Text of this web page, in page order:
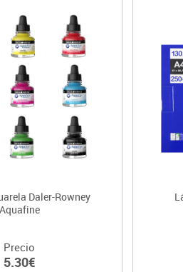
Daler-Rowney
Aquafine
Precio
5.30€